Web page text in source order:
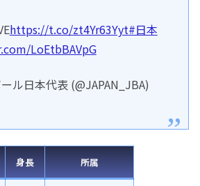
https://t.co/zt4Yr63Yyt#日本
LoEtbBAVpG
ル日本代表 (@JAPAN_JBA)
身長 所属